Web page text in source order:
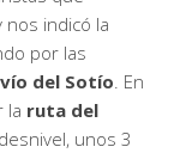
indicó la
por las
del Sotío. En
la ruta del
unos 3